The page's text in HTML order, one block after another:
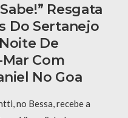
Resgata
Do Sertanejo
De
Com
No Goa
no Bessa, recebe a